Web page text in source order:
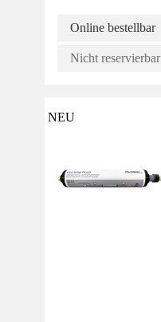
Online bestellbar
Nicht reservierbar
NEU